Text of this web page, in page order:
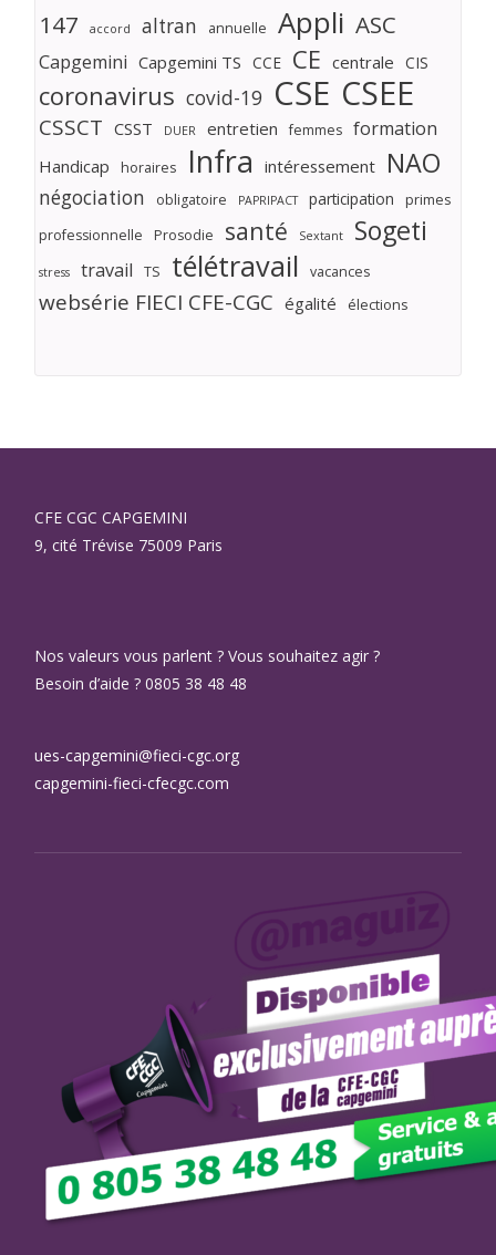
147 accord altran annuelle Appli ASC
Capgemini Capgemini TS CCE CE centrale CIS
coronavirus covid-19 CSE CSEE
CSSCT CSST DUER entretien femmes formation
Handicap horaires Infra intéressement NAO
négociation obligatoire PAPRIPACT participation
primes
professionnelle
Prosodie santé Sextant Sogeti
stress travail TS télétravail vacances
websérie FIECI CFE-CGC égalité élections
CFE CGC CAPGEMINI
9, cité Trévise 75009 Paris
Nos valeurs vous parlent ? Vous souhaitez agir ?
Besoin d’aide ? 0805 38 48 48
ues-capgemini@fieci-cgc.org
capgemini-fieci-cfecgc.com